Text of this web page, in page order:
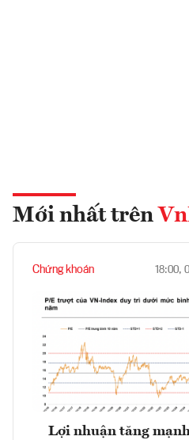
Mới nhất trên
Chứng khoán 18:00,
Lợi nhuận tăng